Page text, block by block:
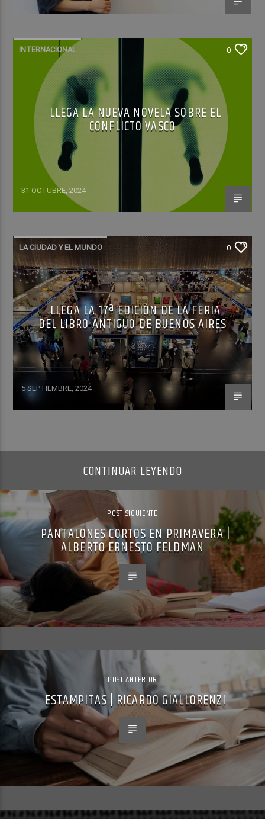
INTERNACIONAL 0
LLEGA LA NUEVA NOVELA SOBRE EL
CONFLICTO VASCO
31 OCTUBRE, 2024
LA CIUDAD Y EL MUNDO 0
LLEGA LA 17ª EDICIÓN DE LA FERIA
DEL LIBRO ANTIGUO DE BUENOS AIRES
5 SEPTIEMBRE, 2024
CONTINUAR LEYENDO
POST SIGUIENTE
PANTALONES CORTOS EN PRIMAVERA |
ALBERTO ERNESTO FELDMAN
POST ANTERIOR
ESTAMPITAS | RICARDO GIALLORENZI